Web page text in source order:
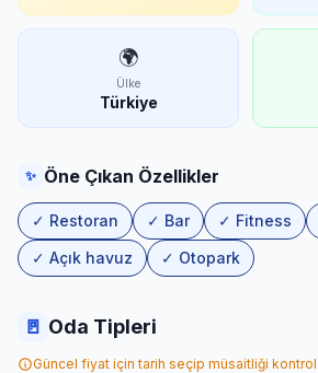
🌍
Ülke
Türkiye
✨ Öne Çıkan Özellikler
✓ Restoran ✓ Bar ✓ Fitness
✓ Açık havuz
✓ Otopark
🚪 Oda Tipleri
Güncel fiyat için tarih seçip müsaitliği